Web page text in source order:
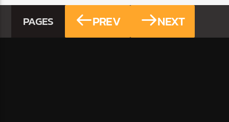
PAGES PREV NEXT